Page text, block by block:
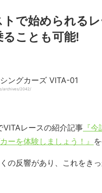
トで始められる
ることも可能!
archives/2042/
レースの紹介記事 『
ーを体験しましょう！』
の反響があり、これをき